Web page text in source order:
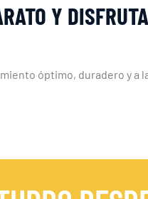
Y
óptimo, duradero y a